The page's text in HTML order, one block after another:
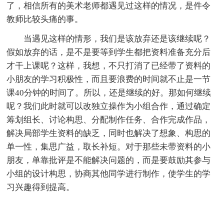
了，相信所有的美术老师都遇见过这样的情况，是件令
教师比较头痛的事。
当遇见这样的情形，我们是该放弃还是该继续呢？
假如放弃的话，是不是要等到学生都把资料准备充分后
才干上课呢？这样，我想，不只打消了已经带了资料的
小朋友的学习积极性，而且要浪费的时间就不止是一节
课40分钟的时间了。所以，还是继续的好。那如何继续
呢？我们此时就可以改独立操作为小组合作，通过确定
筹划组长、讨论构思、分配制作任务、合作完成作品，
解决局部学生资料的缺乏，同时也解决了想象、构思的
单一性，集思广益，取长补短。对于那些未带资料的小
朋友，单靠批评是不能解决问题的，而是要鼓励其参与
小组的设计构思，协商其他同学进行制作，使学生的学
习兴趣得到提高。